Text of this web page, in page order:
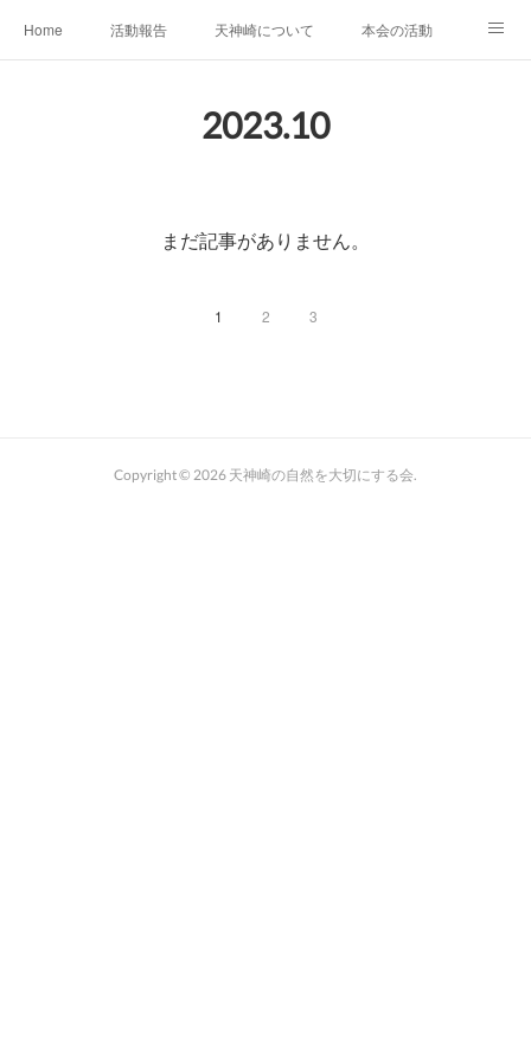
Home 活動報告 天神崎について 本会の活動
YouTube SNS
2023.10
まだ記事がありません。
1 2 3
Copyright © 2026 天神崎の自然を大切にする会.